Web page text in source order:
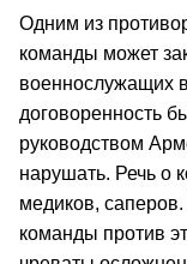
Одним из
команды может
военнослужащих
договоренность
руководством
нарушать. Речь о
медиков,
команды против